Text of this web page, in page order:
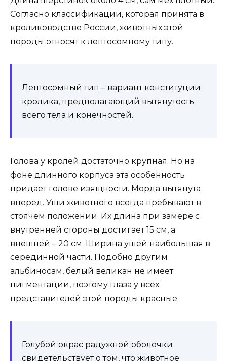
Согласно классификации, которая принята в
кролиководстве России, животных этой
породы относят к лептосомному типу.
Лептосомный тип – вариант конституции
кролика, предполагающий вытянутость
всего тела и конечностей.
Голова у кролей достаточно крупная. Но на
фоне длинного корпуса эта особенность
придает голове изящности. Морда вытянута
вперед. Уши животного всегда пребывают в
стоячем положении. Их длина при замере с
внутренней стороны достигает 15 см, а
внешней – 20 см. Ширина ушей наибольшая в
серединной части. Подобно другим
альбиносам, белый великан не имеет
пигментации, поэтому глаза у всех
представителей этой породы красные.
Голубой окрас радужной оболочки
свидетельствует о том, что животное